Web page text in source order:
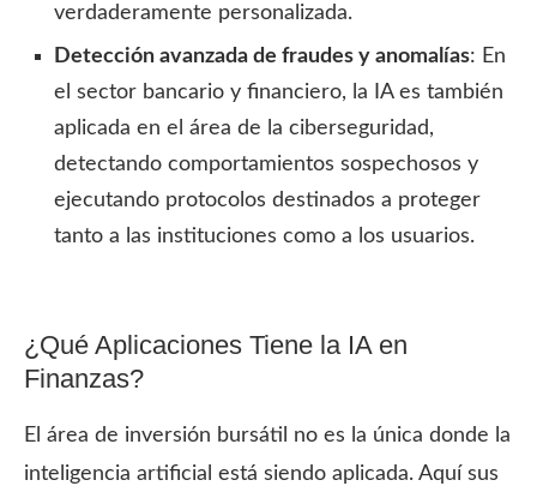
verdaderamente personalizada.
Detección avanzada de fraudes y anomalías: En
el sector bancario y financiero, la IA es también
aplicada en el área de la ciberseguridad,
detectando comportamientos sospechosos y
ejecutando protocolos destinados a proteger
tanto a las instituciones como a los usuarios.
¿Qué Aplicaciones Tiene la IA en
Finanzas?
El área de inversión bursátil no es la única donde la
inteligencia artificial está siendo aplicada. Aquí sus